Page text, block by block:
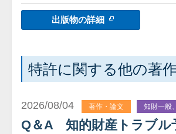
出版物の詳細
特許に関する他の著
2026/08/04 著作・論文 知財一般
Q＆A 知的財産トラブル